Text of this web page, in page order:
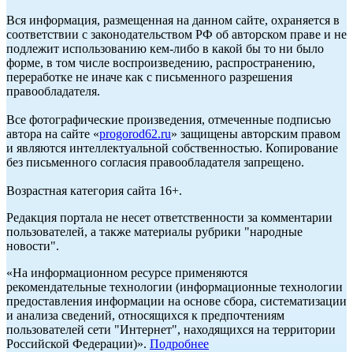
Вся информация, размещенная на данном сайте, охраняется в
соответствии с законодательством РФ об авторском праве и не
подлежит использованию кем-либо в какой бы то ни было
форме, в том числе воспроизведению, распространению,
переработке не иначе как с письменного разрешения
правообладателя.
Все фотографические произведения, отмеченные подписью
автора на сайте «progorod62.ru» защищены авторским правом
и являются интеллектуальной собственностью. Копирование
без письменного согласия правообладателя запрещено.
Возрастная категория сайта 16+.
Редакция портала не несет ответственности за комментарии
пользователей, а также материалы рубрики "народные
новости".
«На информационном ресурсе применяются
рекомендательные технологии (информационные технологии
предоставления информации на основе сбора, систематизации
и анализа сведений, относящихся к предпочтениям
пользователей сети "Интернет", находящихся на территории
Российской Федерации)». Подробнее